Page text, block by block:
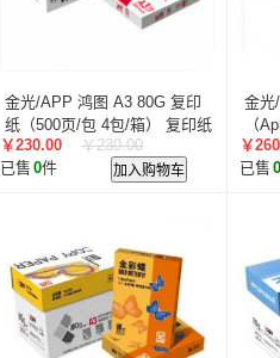
金光/APP 鸿图 A3 80G 复印
纸（500页/包 4包/箱） 复印纸
￥230.00
￥230.00
已售 0件 加入购物车
金光
（
西亚
箱
￥
已售 0